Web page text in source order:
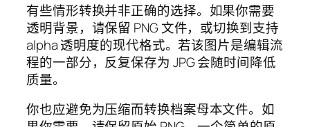
有些情形转换并非正确的选择。如果你需要
透明背景，请保留 PNG 文件，或切换到支持
alpha 透明度的现代格式。若该图片是编辑流
程的一部分，反复保存为 JPG 会随时间降低
质量。
你也应避免为压缩而转换档案母本文件。如